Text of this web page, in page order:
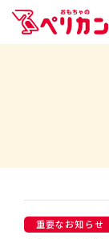
重要なお知らせ